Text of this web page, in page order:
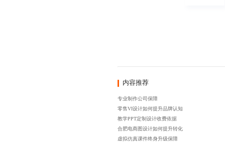
内容推荐
专业制作公司保障
零售VI设计如何提升品牌认知
教学PPT定制设计收费依据
合肥电商图设计如何提升转化
虚拟仿真课件终身升级保障